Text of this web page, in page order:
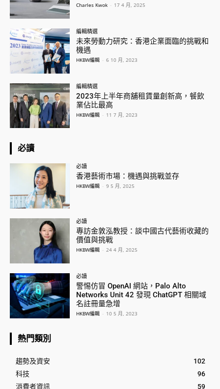
Charles Kwok - 17 4 月, 2025
編輯精選
未來勞動力研究：香港企業面臨的挑戰和
機遇
HKBW編輯 - 6 10 月, 2023
編輯精選
2023年上半年商舖租賃量創新高，餐飲
業佔比最高
HKBW編輯 - 11 7 月, 2023
必讀
必讀
香港藝術市場：機遇與挑戰並存
HKBW編輯 - 9 5 月, 2025
必讀
專訪金敦泓教授：談中國古代藝術收藏的
價值與挑戰
HKBW編輯 - 24 4 月, 2025
必讀
警惕仿冒 OpenAI 網站，Palo Alto
Networks Unit 42 發現 ChatGPT 相關域
名註冊量急增
HKBW編輯 - 10 5 月, 2023
熱門類別
趨勢及資安
102
科技
96
消費者資訊
59